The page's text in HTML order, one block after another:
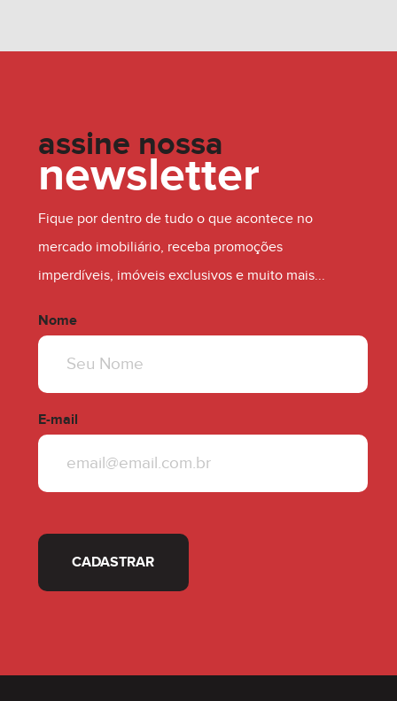
assine nossa
newsletter
Fique por dentro de tudo o que acontece no
mercado imobiliário, receba promoções
imperdíveis, imóveis exclusivos e muito mais...
Nome
E-mail
CADASTRAR